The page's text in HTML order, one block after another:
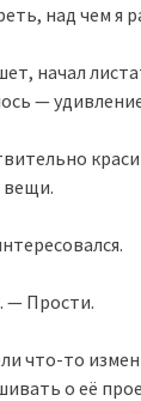
над чем я
начал
—
вещи.
— Прости.
что-то
о её